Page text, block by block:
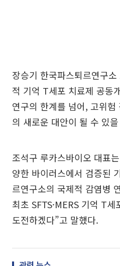
장승기 한국파스퇴르연구
적 기억 T세포 치료제 공동
연구의 한계를 넘어, 고위
의 새로운 대안이 될 수 있
조석구 루카스바이오 대표
양한 바이러스에서 검증된
르연구소의 국제적 감염병
최초 SFTS·MERS 기억 T
도전하겠다”고 말했다.